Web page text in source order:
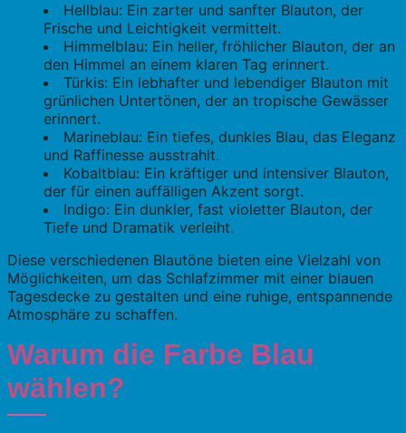
Hellblau: Ein zarter und sanfter Blauton, der
Frische und Leichtigkeit vermittelt.
Himmelblau: Ein heller, fröhlicher Blauton, der an
den Himmel an einem klaren Tag erinnert.
Türkis: Ein lebhafter und lebendiger Blauton mit
grünlichen Untertönen, der an tropische Gewässer
erinnert.
Marineblau: Ein tiefes, dunkles Blau, das Eleganz
und Raffinesse ausstrahlt.
Kobaltblau: Ein kräftiger und intensiver Blauton,
der für einen auffälligen Akzent sorgt.
Indigo: Ein dunkler, fast violetter Blauton, der
Tiefe und Dramatik verleiht.
Diese verschiedenen Blautöne bieten eine Vielzahl von
Möglichkeiten, um das Schlafzimmer mit einer blauen
Tagesdecke zu gestalten und eine ruhige, entspannende
Atmosphäre zu schaffen.
Warum die Farbe Blau
wählen?